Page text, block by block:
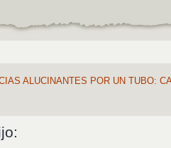
ALUCINANTES POR UN TUBO: